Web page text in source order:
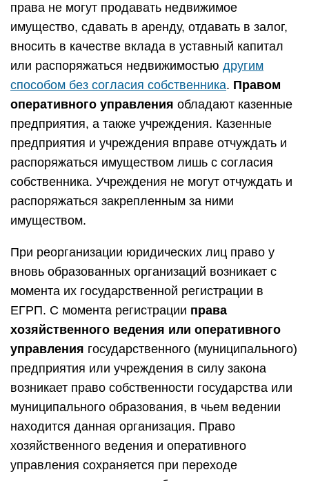
права не могут продавать недвижимое
имущество, сдавать в аренду, отдавать в залог,
вносить в качестве вклада в уставный капитал
или распоряжаться недвижимостью другим
способом без согласия собственника. Правом
оперативного управления обладают казенные
предприятия, а также учреждения. Казенные
предприятия и учреждения вправе отчуждать и
распоряжаться имуществом лишь с согласия
собственника. Учреждения не могут отчуждать и
распоряжаться закрепленным за ними
имуществом.
При реорганизации юридических лиц право у
вновь образованных организаций возникает с
момента их государственной регистрации в
ЕГРП. С момента регистрации права
хозяйственного ведения или оперативного
управления государственного (муниципального)
предприятия или учреждения в силу закона
возникает право собственности государства или
муниципального образования, в чьем ведении
находится данная организация. Право
хозяйственного ведения и оперативного
управления сохраняется при переходе